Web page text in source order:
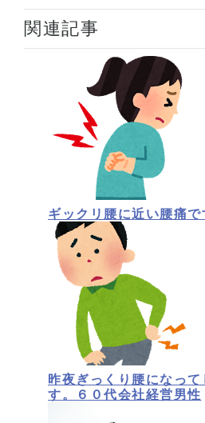
関連記事
ギックリ腰に近い腰痛
昨夜ぎっくり腰になっ
す。６０代会社経営男性